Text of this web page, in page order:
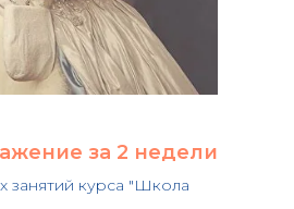
за 2 недели
занятий курса "Школа